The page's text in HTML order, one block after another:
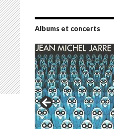
Albums et concerts